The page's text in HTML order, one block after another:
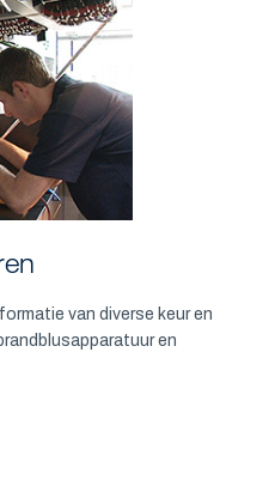
van diverse keur en
en